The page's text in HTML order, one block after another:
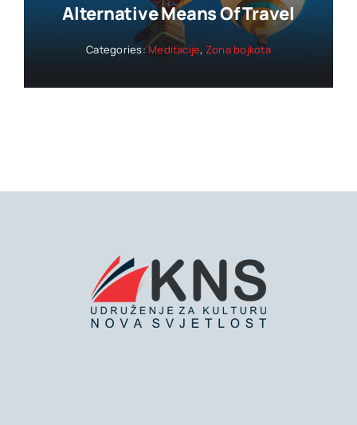
Alternative Means Of Travel
Categories: Meditacije, Zona bojkota